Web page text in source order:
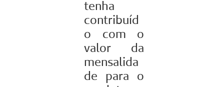
tenha
contribuíd
o com o
valor da
mensalida
de para o